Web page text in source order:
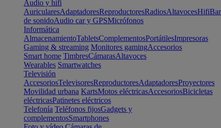
Audio y hifi
AuricularesAdaptadoresReproductoresRadiosAltavocesHifi
de sonidoAudio car y GPSMicrófonos
Informática
AlmacenamientoTabletsComplementosPortátilesImpresoras
Gaming & streaming Monitores gamingAccesorios
Smart home TimbresCámarasAltavoces
Wearables Smartwatches
Televisión
AccesoriosTelevisoresReproductoresAdaptadoresProyectores
Movilidad urbana KartsMotos eléctricasAccesoriosBicicletas
eléctricasPatinetes eléctricos
Telefonía Teléfonos fijosGadgets y
complementosSmartphones